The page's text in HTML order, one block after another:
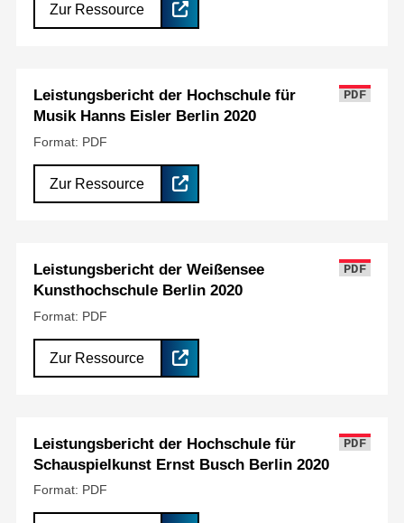
Zur Ressource
Leistungsbericht der Hochschule für
Musik Hanns Eisler Berlin 2020
PDF
Format: PDF
Zur Ressource
Leistungsbericht der Weißensee
Kunsthochschule Berlin 2020
PDF
Format: PDF
Zur Ressource
Leistungsbericht der Hochschule für
Schauspielkunst Ernst Busch Berlin 2020
PDF
Format: PDF